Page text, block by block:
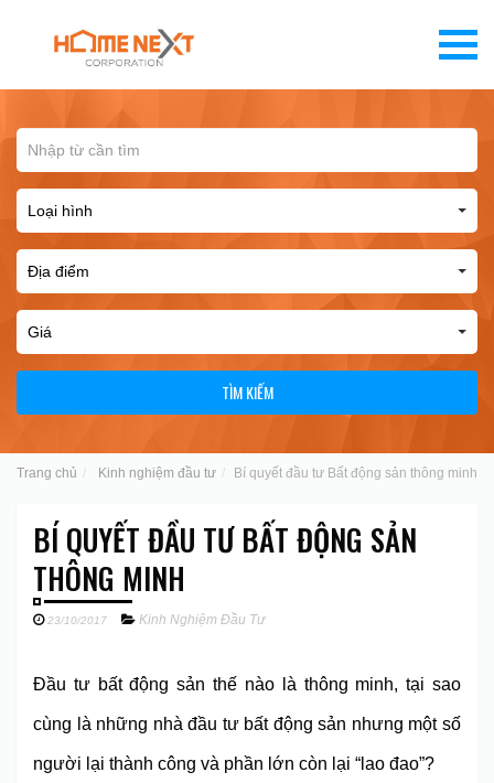
TÌM KIẾM
Trang chủ Kinh nghiệm đầu tư Bí quyết đầu tư Bất động sản thông minh
BÍ QUYẾT ĐẦU TƯ BẤT ĐỘNG SẢN
THÔNG MINH
23/10/2017 Kinh Nghiệm Đầu Tư
Đầu tư bất động sản thế nào là thông minh, tại sao
cùng là những nhà đầu tư bất động sản nhưng một số
người lại thành công và phần lớn còn lại “lao đao”?